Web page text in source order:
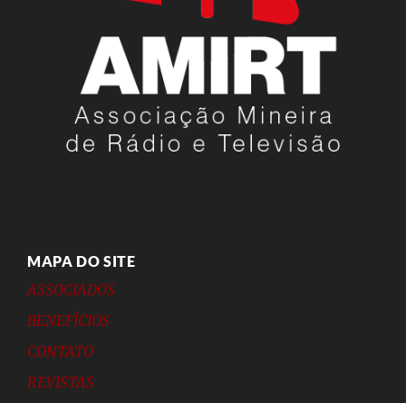
MAPA DO SITE
ASSOCIADOS
BENEFÍCIOS
CONTATO
REVISTAS